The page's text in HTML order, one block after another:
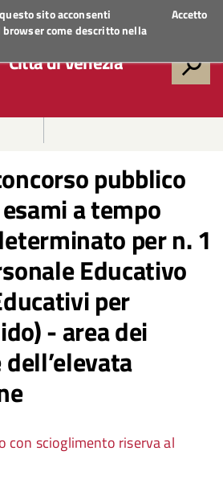
sito acconsenti
come descritto nella
Accetto
Città di Venezia
Condividi
su
Condividi
su
Twitter
Condividi
su
Condividi
su
pubblico
a tempo
per n. 1
Educativo
per
- area dei
con scioglimento riserva al